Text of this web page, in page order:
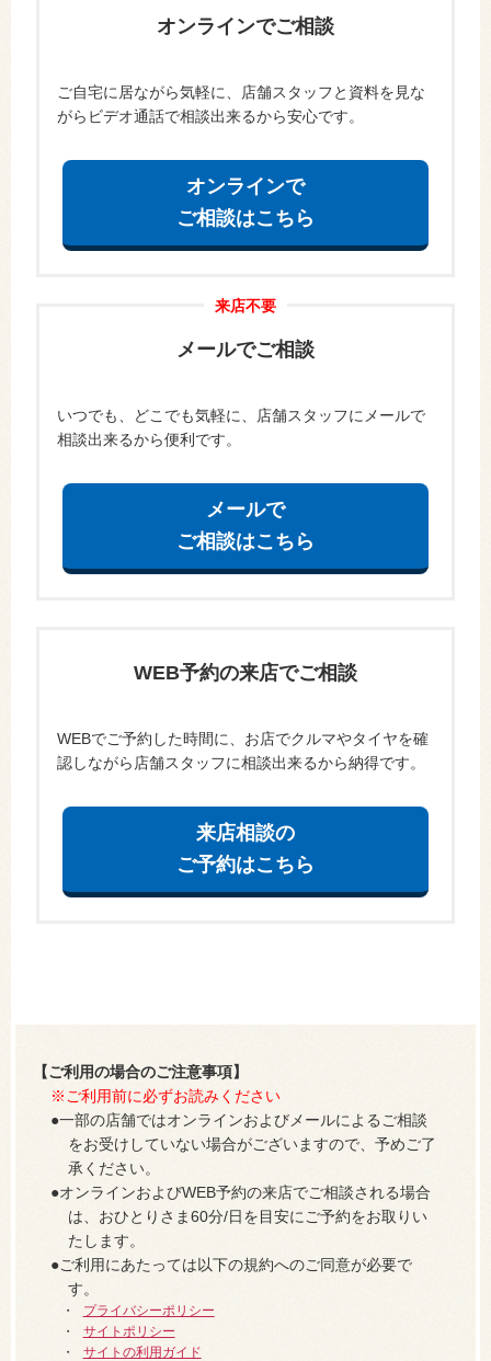
オンラインでご相談
ご自宅に居ながら気軽に、店舗スタッフと資料を見な
がらビデオ通話で相談出来るから安心です。
オンラインで
ご相談はこちら
来店不要
メールでご相談
いつでも、どこでも気軽に、店舗スタッフにメールで
相談出来るから便利です。
メールで
ご相談はこちら
WEB予約の来店でご相談
WEBでご予約した時間に、お店でクルマやタイヤを確
認しながら店舗スタッフに相談出来るから納得です。
来店相談の
ご予約はこちら
【ご利用の場合のご注意事項】
※ご利用前に必ずお読みください
一部の店舗ではオンラインおよびメールによるご相談
をお受けしていない場合がございますので、予めご了
承ください。
オンラインおよびWEB予約の来店でご相談される場合
は、おひとりさま60分/日を目安にご予約をお取りい
たします。
ご利用にあたっては以下の規約へのご同意が必要で
す。
プライバシーポリシー
サイトポリシー
サイトの利用ガイド